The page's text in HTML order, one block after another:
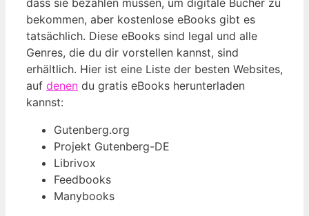
dass sie bezahlen müssen, um digitale Bücher zu
bekommen, aber kostenlose eBooks gibt es
tatsächlich. Diese eBooks sind legal und alle
Genres, die du dir vorstellen kannst, sind
erhältlich. Hier ist eine Liste der besten Websites,
auf denen du gratis eBooks herunterladen
kannst:
Gutenberg.org
Projekt Gutenberg-DE
Librivox
Feedbooks
Manybooks